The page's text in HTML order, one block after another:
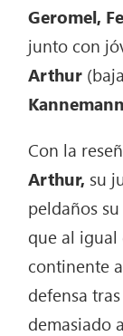
Geromel,
junto con
Arthur
Kannemann
Con la
Arthur, su
peldaños
que al igual
continente
defensa
demasiado